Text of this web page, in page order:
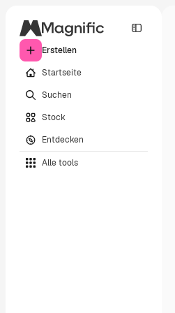
Erstellen
Startseite
Suchen
Stock
Entdecken
Alle tools